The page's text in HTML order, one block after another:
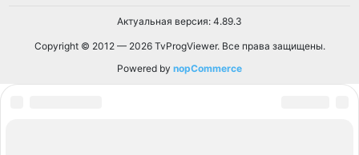
Актуальная версия: 4.89.3
Copyright © 2012 — 2026 TvProgViewer. Все права защищены.
Powered by nopCommerce